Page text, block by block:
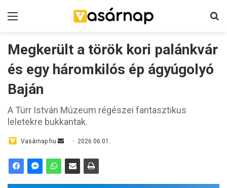
Megkerült a török kori palánkvár
és egy háromkilós ép ágyúgolyó
Baján
A Türr István Múzeum régészei fantasztikus
leletekre bukkantak.
Vasárnap.hu 2026.06.01.